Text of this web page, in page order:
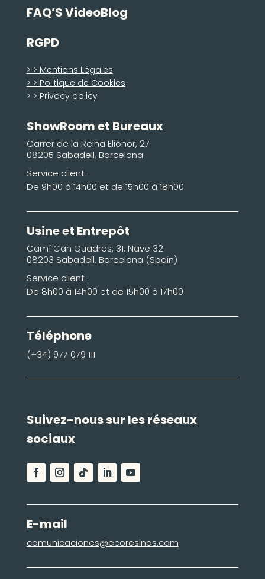
FAQ’S VideoBlog
RGPD
> > Mentions Légales
> > Politique de Cookies
> > Privacy policy
ShowRoom et Bureaux
Carrer de la Reina Elionor, 27
08205 Sabadell, Barcelona
Service client :
De 9h00 à 14h00 et de 15h00 à 18h00
Usine et Entrepôt
Camí Can Quadres, 31, Nave 32
08203 Sabadell, Barcelona (Spain)
Service client :
De 8h00 à 14h00 et de 15h00 à 17h00
Téléphone
(+34) 977 079 111
Suivez-nous sur les réseaux
sociaux
E-mail
comunicaciones@ecoresinas.com